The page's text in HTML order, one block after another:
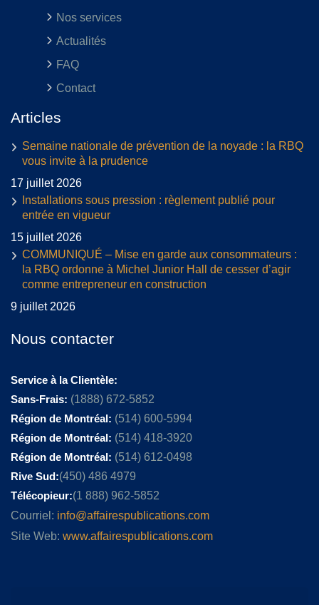
Nos services
Actualités
FAQ
Contact
Articles
Semaine nationale de prévention de la noyade : la RBQ
vous invite à la prudence
17 juillet 2026
Installations sous pression : règlement publié pour
entrée en vigueur
15 juillet 2026
COMMUNIQUÉ – Mise en garde aux consommateurs :
la RBQ ordonne à Michel Junior Hall de cesser d’agir
comme entrepreneur en construction
9 juillet 2026
Nous contacter
Service à la Clientèle:
Sans-Frais: (1888) 672-5852
Région de Montréal: (514) 600-5994
Région de Montréal: (514) 418-3920
Région de Montréal: (514) 612-0498
Rive Sud:(450) 486 4979
Télécopieur:(1 888) 962-5852
Courriel: info@affairespublications.com
Site Web: www.affairespublications.com